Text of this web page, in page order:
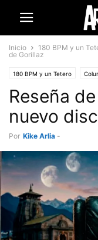
Inicio 180 BPM y un
de Gorillaz
180 BPM y un Tetero
Reseña
nuevo
Por Kike Arlia -